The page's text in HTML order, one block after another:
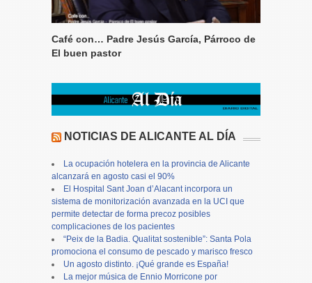
Café con… Padre Jesús García, Párroco de
El buen pastor
NOTICIAS DE ALICANTE AL DÍA
La ocupación hotelera en la provincia de Alicante
alcanzará en agosto casi el 90%
El Hospital Sant Joan d’Alacant incorpora un
sistema de monitorización avanzada en la UCI que
permite detectar de forma precoz posibles
complicaciones de los pacientes
“Peix de la Badia. Qualitat sostenible”: Santa Pola
promociona el consumo de pescado y marisco fresco
Un agosto distinto. ¡Qué grande es España!
La mejor música de Ennio Morricone por